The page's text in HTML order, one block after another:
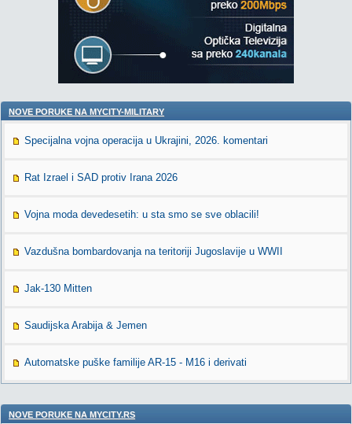
NOVE PORUKE NA MYCITY-MILITARY
Specijalna vojna operacija u Ukrajini, 2026. komentari
Rat Izrael i SAD protiv Irana 2026
Vojna moda devedesetih: u sta smo se sve oblacili!
Vazdušna bombardovanja na teritoriji Jugoslavije u WWII
Jak-130 Mitten
Saudijska Arabija & Jemen
Automatske puške familije AR-15 - M16 i derivati
NOVE PORUKE NA MYCITY.RS